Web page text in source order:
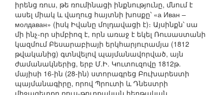
իրենց ռուս, թե ռումինացի ինքնությունը, մնում է
ասել միակ և վաղուց հայտնի խոսքը՝ «а Иван –
молдаван» (իսկ Իվանը մոլդավացի է)։ Այսինքն՝ սա
մի ինչ-որ սիմբիոզ է, որն առաջ է եկել Ռուսաստանի
կազմում Բեսարաբիայի երկհարյուրամյա (1812
թվականից) գտնվելով պայմանավորված, այն
ժամանակներից, երբ Մ.Ի. Կուտուզովը 1812թ.
մայիսի 16-ին (28-ին) ստորագրեց Բուխարեստի
պայմանագիրը, որով Պրուտի և Դնեստրի